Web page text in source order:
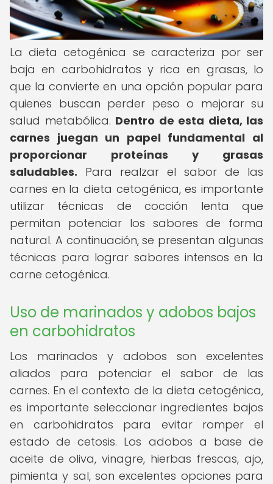
La dieta cetogénica se caracteriza por ser
baja en carbohidratos y rica en grasas, lo
que la convierte en una opción popular para
quienes buscan perder peso o mejorar su
salud metabólica. Dentro de esta dieta, las
carnes juegan un papel fundamental al
proporcionar proteínas y grasas
saludables. Para realzar el sabor de las
carnes en la dieta cetogénica, es importante
utilizar técnicas de cocción lenta que
permitan potenciar los sabores de forma
natural. A continuación, se presentan algunas
técnicas para lograr sabores intensos en la
carne cetogénica.
Uso de marinados y adobos bajos
en carbohidratos
Los marinados y adobos son excelentes
aliados para potenciar el sabor de las
carnes. En el contexto de la dieta cetogénica,
es importante seleccionar ingredientes bajos
en carbohidratos para evitar romper el
estado de cetosis. Los adobos a base de
aceite de oliva, vinagre, hierbas frescas, ajo,
pimienta y sal, son excelentes opciones para